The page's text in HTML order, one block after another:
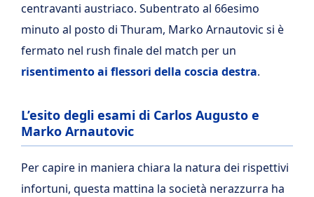
centravanti austriaco. Subentrato al 66esimo
minuto al posto di Thuram, Marko Arnautovic si è
fermato nel rush finale del match per un
risentimento ai flessori della coscia destra.
L’esito degli esami di Carlos Augusto e
Marko Arnautovic
Per capire in maniera chiara la natura dei rispettivi
infortuni, questa mattina la società nerazzurra ha